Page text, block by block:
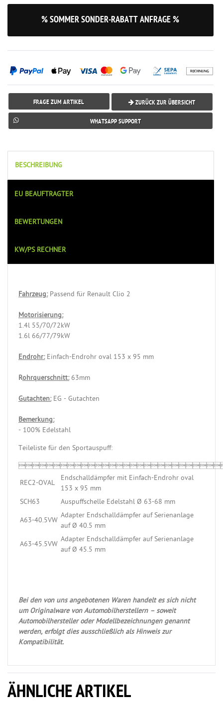
% SOMMER SONDER-RABATT ANFRAGE %
FRAGE ZUM ARTIKEL ZURÜCK ZUR ÜBERSICHT
WHATSAPP SUPPORT
BESCHREIBUNG
EU BEAUFTRAGTER
BEWERTUNGEN
KW/PS RECHNER
Fahrzeug:Passend für Renault Clio 2
Motorisierung:
1.4l 55/70/72kW
1.6l 66/77/79kW
Endrohr:Einfach-Endrohr oval 153 x 95 mm
Rohrquerschnitt:63mm
Gutachten:EG - Gutachten
Bemerkung:
- 100% Edelstahl
Teileliste für den Sportauspuff:
REC2-OVAL
Endschalldämpfer mit Einfach-Endrohr oval
153 x 95 mm
SCH63
Auspuffschelle Edelstahl Ø 63-68 mm
A63-40.5VW
Adapter Endschalldämpfer auf Serienanlage
auf Ø 40.5 mm
A63-45.5VW
Adapter Endschalldämpfer auf Serienanlage
auf Ø 45.5 mm
Bei den von uns angebotenen Waren handelt es sich nicht
um Originalware von Automobilherstellern – soweit
Automobilhersteller oder Modellbezeichnungen genannt
werden, erfolgt dies ausschließlich als Hinweis zur
Kompatibilität.
ÄHNLICHE ARTIKEL